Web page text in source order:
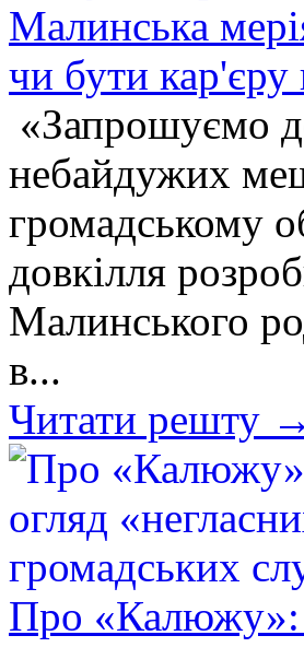
Малинська
чи бути
«Запрошуємо
небайдужих
громадському
довкілля
Малинського
в...
Читати решту →
Про «Калюжу»: